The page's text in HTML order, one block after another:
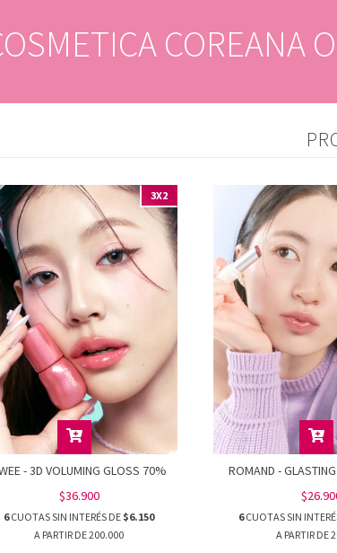
COREANA
3X2
- 3D VOLUMING GLOSS 70%
$36.900
6CUOTAS SIN INTERÉS DE $6.150
ROMAND -
6CUOTAS SIN